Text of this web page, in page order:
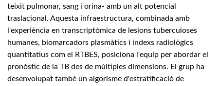
teixit pulmonar, sang i orina- amb un alt potencial
traslacional. Aquesta infraestructura, combinada amb
l'experiència en transcriptòmica de lesions tuberculoses
humanes, biomarcadors plasmàtics i índexs radiològics
quantitatius com el RTBES, posiciona l'equip per abordar el
pronòstic de la TB des de múltiples dimensions. El grup ha
desenvolupat també un algorisme d'estratificació de